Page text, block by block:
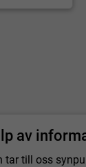
av
tar till oss